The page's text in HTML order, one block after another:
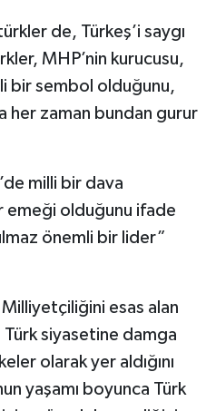
de, Türkeş’i saygı
MHP’nin kurucusu,
bir sembol olduğunu,
her zaman bundan gurur
milli bir dava
emeği olduğunu ifade
önemli bir lider”
esas alan
siyasetine damga
olarak yer aldığını
yaşamı boyunca Türk